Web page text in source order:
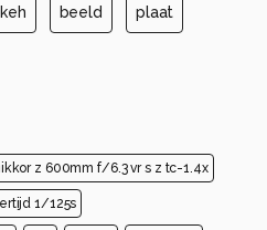
beeld plaat
z 600mm f/6.3 vr s z tc-1.4x
1/125s